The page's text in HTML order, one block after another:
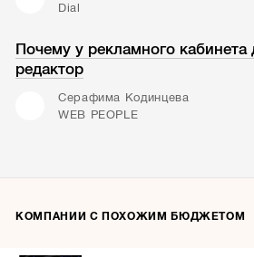
Dial
Почему у рекламного
редактор
Серафима Кодинцева
WEB PEOPLE
КОМПАНИИ С ПОХОЖИМ БЮДЖЕТОМ